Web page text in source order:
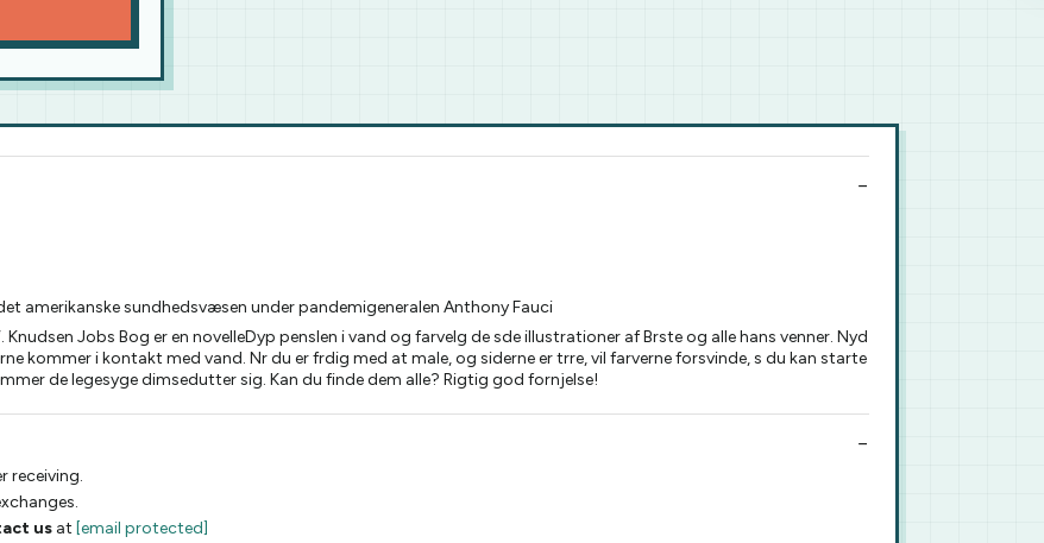
amerikanske sundhedsvæsen under pandemigeneralen Anthony Fauci
Knudsen Jobs Bog er en novelleDyp penslen i vand og farvelg de sde illustrationer af Brste og alle hans venner. Nyd
kommer i kontakt med vand. Nr du er frdig med at male, og siderne er trre, vil farverne forsvinde, s du kan starte
de legesyge dimsedutter sig. Kan du finde dem alle? Rigtig god fornjelse!
receiving.
us at [email protected]